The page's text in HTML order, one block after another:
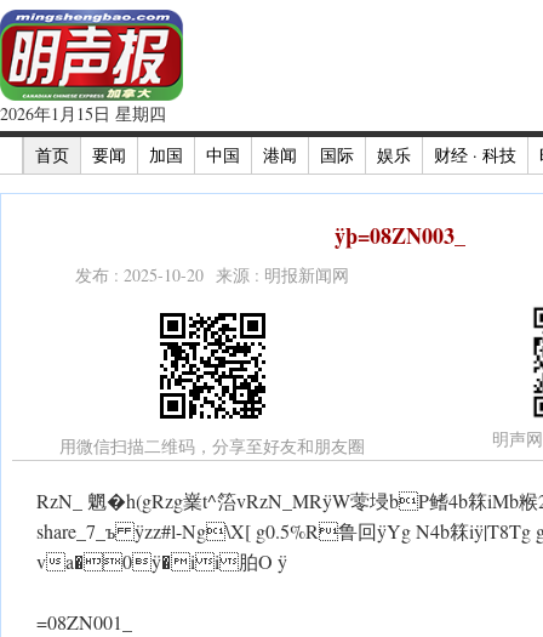
2026年1月15日 星期四
首页
要闻 加国 中国 港闻 国际 娱乐 财经 · 科技
ÿþ=08ZN003_
发布 : 2025-10-20 来源 : 明报新闻网
用微信扫描二维码，分享至好友和朋友圈 明声
RzN_ 魍�h(gRzg嶪t^箈vRzN_MR ÿW蕶埐bP鳍4b箖iMb糇
share_7_ъ ÿzz#l-Ng\X[ g0.5%R鲁回 ÿYg N4b箖i ÿ|T8Tg
va�0ÿ�ii胉O ÿ
=08ZN001_